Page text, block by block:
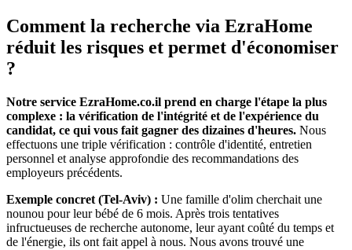
Comment la recherche via EzraHome
réduit les risques et permet d'économiser
?
Notre service EzraHome.co.il prend en charge l'étape la plus
complexe : la vérification de l'intégrité et de l'expérience du
candidat, ce qui vous fait gagner des dizaines d'heures. Nous
effectuons une triple vérification : contrôle d'identité, entretien
personnel et analyse approfondie des recommandations des
employeurs précédents.
Exemple concret (Tel-Aviv) : Une famille d'olim cherchait une
nounou pour leur bébé de 6 mois. Après trois tentatives
infructueuses de recherche autonome, leur ayant coûté du temps et
de l'énergie, ils ont fait appel à nous. Nous avons trouvé une